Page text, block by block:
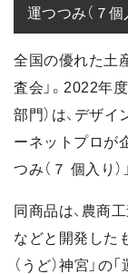
運つつみ（７個
全国の優れた土
査会」。2022年
部門）は、デザ
ーネットプロが
つみ（７ 個入り）
同商品は、農商
などと開発した
（うど）神宮」